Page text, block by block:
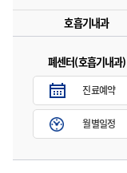
호흡기내과
폐센터(호흡기내과)
진료예약
월별일정